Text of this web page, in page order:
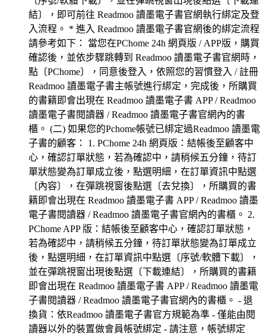
結〕，即可前往 Readmoo 讀墨電子書官網執行綁定及登
入流程。 * 進入 Readmoo 讀墨電子書官網後的綁定流程
請參考如下： 當您在PChome 24h 網頁版 / APP版，購買
確認後，並依步驟跳轉到 Readmoo 讀墨電子書官網時，
點〔PChome〕，同意後登入，依照您的習慣登入 / 註冊
Readmoo 讀墨電子書主帳號進行綁定，完成後，所購買
的書籍即會出現在 Readmoo 讀墨電子書 APP / Readmoo
讀墨電子書閱讀器 / Readmoo 讀墨電子書官網內的書
櫃。 (二) 如果您的Pchome帳號已綁定過Readmoo 讀墨電
子書的顧客： 1. PChome 24h 網頁版：結帳後至顧客中
心，確認訂單狀態，若為確認中，請稍候五分鐘，待訂
單狀態變為訂單成立後，點選明細，在訂單資訊中點選
〔內容〕，在彈跳視窗後點選〔去兌換〕，所購買的書
籍即會出現在 Readmoo 讀墨電子書 APP / Readmoo 讀墨
電子書閱讀器 / Readmoo 讀墨電子書官網內的書櫃。 2.
PChome APP 版：結帳後至顧客中心，確認訂單狀態，
若為確認中，請稍候五分鐘，待訂單狀態變為訂單成立
後，點選明細，在訂單資訊中點選〔序號/軟體下載〕，
並在彈跳視窗出現後點選〔下載連結〕，所購買的書籍
即會出現在 Readmoo 讀墨電子書 APP / Readmoo 讀墨電
子書閱讀器 / Readmoo 讀墨電子書官網內的書櫃。 - 退
換貨：依Readmoo 讀墨電子書官方規範為準 - 僅能由閱
讀器以外的裝置做會員帳號綁定 - 請注意，帳號綁定